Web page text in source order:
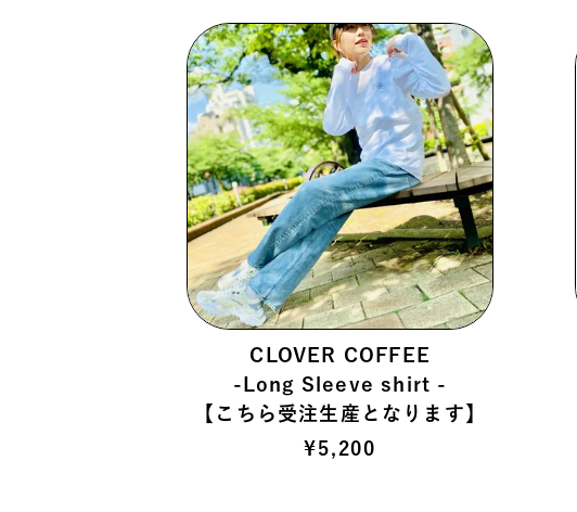
CLOVER COFFEE
-Long Sleeve shirt -
【こちら受注生産となります】
¥5,200